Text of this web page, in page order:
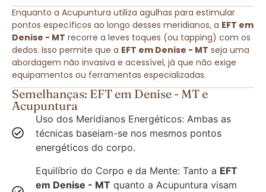
Enquanto a Acupuntura utiliza agulhas para estimular
pontos específicos ao longo desses meridianos, a EFT em
Denise - MT recorre a leves toques (ou tapping) com os
dedos. Isso permite que a EFT em Denise - MT seja uma
abordagem não invasiva e acessível, já que não exige
equipamentos ou ferramentas especializadas.
Semelhanças: EFT em Denise - MT e
Acupuntura
Uso dos Meridianos Energéticos: Ambas as
técnicas baseiam-se nos mesmos pontos
energéticos do corpo.
Equilíbrio do Corpo e da Mente: Tanto a EFT
em Denise - MT quanto a Acupuntura visam